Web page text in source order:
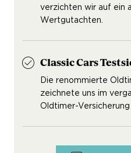
verzichten wir auf ein
Wertgutachten.
Classic Cars
Die renommierte
zeichnete uns im
Oldtimer-Versicherung